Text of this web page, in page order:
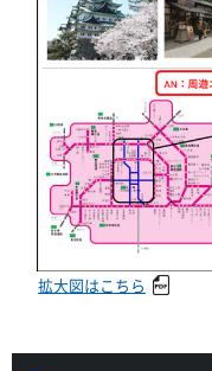
拡大図はこちら